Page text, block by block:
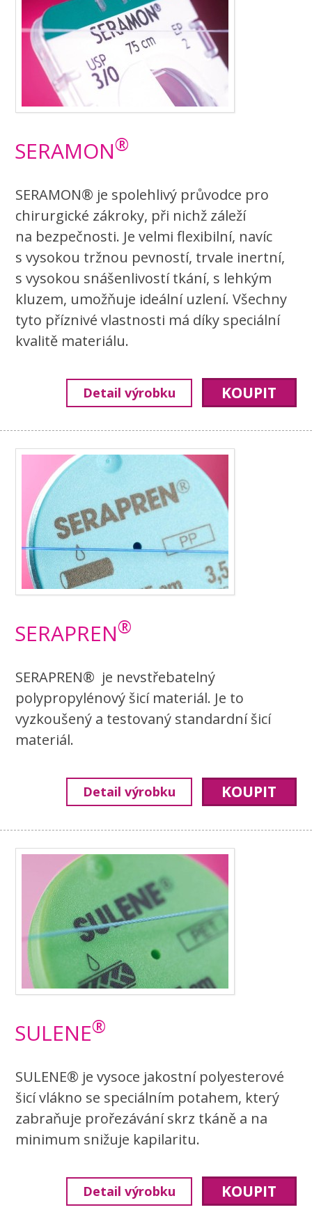
SERAMON®
SERAMON® je spolehlivý průvodce pro
chirurgické zákroky, při nichž záleží
na bezpečnosti. Je velmi flexibilní, navíc
s vysokou tržnou pevností, trvale inertní,
s vysokou snášenlivostí tkání, s lehkým
kluzem, umožňuje ideální uzlení. Všechny
tyto příznivé vlastnosti má díky speciální
kvalitě materiálu.
Detail výrobku KOUPIT
SERAPREN®
SERAPREN® je nevstřebatelný
polypropylénový šicí materiál. Je to
vyzkoušený a testovaný standardní šicí
materiál.
Detail výrobku KOUPIT
SULENE®
SULENE® je vysoce jakostní polyesterové
šicí vlákno se speciálním potahem, který
zabraňuje prořezávání skrz tkáně a na
minimum snižuje kapilaritu.
Detail výrobku KOUPIT